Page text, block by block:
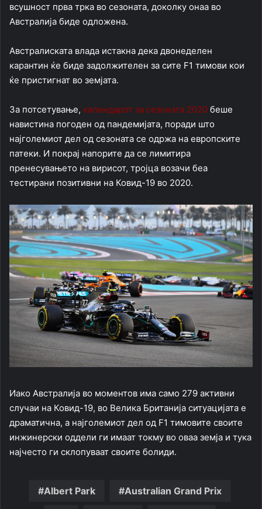
всушност прва трка во сезоната, доколку онаа во
Австралија биде одложена.
Австралиската влада истакна дека двонеделен
карантин ќе биде задолжителен за сите F1 тимови кои
ќе пристигнат во земјата.
За потсетување, календарот за сезоната 2020 беше
навистина погоден од пандемијата, поради што
најголемиот дел од сезоната се одржа на европските
патеки. И покрај напорите да се лимитира
пренесувањето на вирисот, тројца возачи беа
тестирани позитивни на Ковид-19 во 2020.
Иако Австралија во моментов има само 279 активни
случаи на Ковид-19, во Велика Британија ситуацијата е
драматична, а најголемиот дел од F1 тимовите своите
инжинерски оддели ги имаат токму во оваа земја и тука
најчесто ги склопуваат своите болиди.
Albert Park Australian Grand Prix